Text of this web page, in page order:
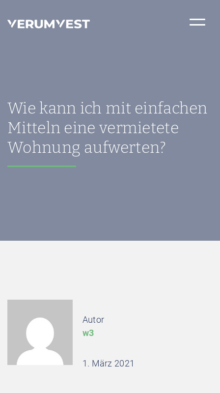
Wie kann ich mit einfachen
Mitteln eine vermietete
Wohnung aufwerten?
Autor
w3
1. März 2021